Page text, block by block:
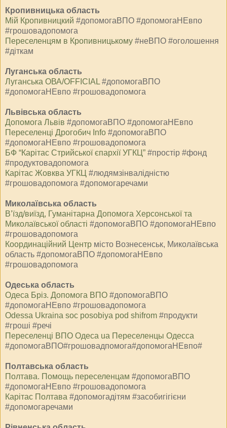
Кропивницька область
Мiй Кропивницкий #допомогаВПО #допомогаНЕвпо
#грошовадопомога
Переселенцям в Кропивницькому #неВПО #оголошення
#діткам
Луганська область
Луганська ОВА/OFFICIAL #допомогаВПО
#допомогаНЕвпо #грошовадопомога
Львівська область
Допомога Львів #допомогаВПО #допомогаНЕвпо
Переселенці Дрогобич Info #допомогаВПО
#допомогаНЕвпо #грошовадопомога
БФ “Карітас Стрийської єпархії УГКЦ” #простір #фонд
#продуктовадопомога
Карітас Жовква УГКЦ #людямзінвалідністю
#грошовадопомога #допомогаречами
Миколаївська область
В’їзд/виїзд, Гуманітарна Допомога Херсонської та
Миколаївської області #допомогаВПО #допомогаНЕвпо
#грошовадопомога
Координаційний Центр⁩ місто Вознесенськ, Миколаївська
область #допомогаВПО #допомогаНЕвпо
#грошовадопомога
Одеська область
Одеса Бріз. Допомога ВПО #допомогаВПО
#допомогаНЕвпо #грошовадопомога
Odessa Ukraina soc posobiya pod shifrom #продукти
#гроші #речі
Переселенці ВПО Одеса ua Переселенцы Одесса
#допомогаВПО#грошовадпомога#допомогаНЕвпо#
Полтавська область
Полтава. Помощь переселенцам #допомогаВПО
#допомогаНЕвпо #грошовадопомога
Карітас Полтава #допомогадітям #засобигігієни
#допомогаречами